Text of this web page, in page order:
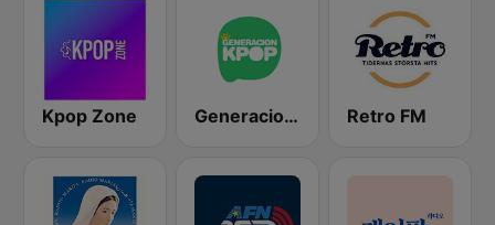
Kpop Zone Generacion KPOP Retro FM